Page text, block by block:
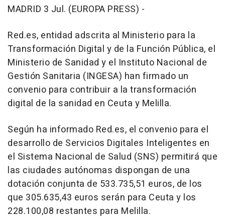
MADRID 3 Jul. (EUROPA PRESS) -
Red.es, entidad adscrita al Ministerio para la
Transformación Digital y de la Función Pública, el
Ministerio de Sanidad y el Instituto Nacional de
Gestión Sanitaria (INGESA) han firmado un
convenio para contribuir a la transformación
digital de la sanidad en Ceuta y Melilla.
Según ha informado Red.es, el convenio para el
desarrollo de Servicios Digitales Inteligentes en
el Sistema Nacional de Salud (SNS) permitirá que
las ciudades autónomas dispongan de una
dotación conjunta de 533.735,51 euros, de los
que 305.635,43 euros serán para Ceuta y los
228.100,08 restantes para Melilla.